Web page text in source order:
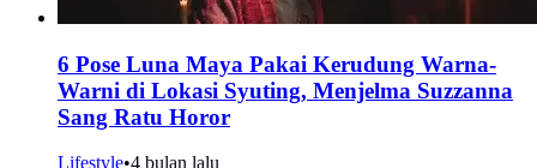
6 Pose Luna Maya Pakai Kerudung Warna-
Warni di Lokasi Syuting, Menjelma Suzzanna
Sang Ratu Horor
Lifestyle•4 bulan lalu